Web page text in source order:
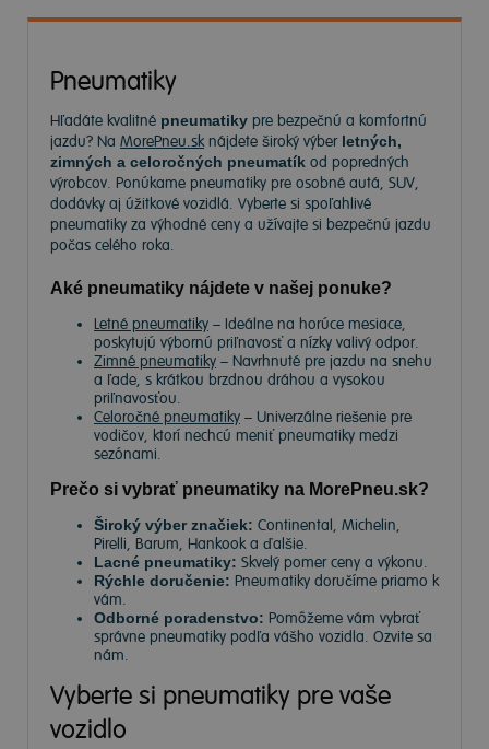
Pneumatiky
Hľadáte kvalitné pneumatiky pre bezpečnú a komfortnú
jazdu? Na MorePneu.sknájdete široký výber letných,
zimných a celoročných pneumatík od popredných
výrobcov. Ponúkame pneumatiky pre osobné autá, SUV,
dodávky aj úžitkové vozidlá. Vyberte si spoľahlivé
pneumatiky za výhodné ceny a užívajte si bezpečnú jazdu
počas celého roka.
Aké pneumatiky nájdete v našej ponuke?
Letné pneumatiky – Ideálne na horúce mesiace,
poskytujú výbornú priľnavosť a nízky valivý odpor.
Zimné pneumatiky – Navrhnuté pre jazdu na snehu
a ľade, s krátkou brzdnou dráhou a vysokou
priľnavosťou.
Celoročné pneumatiky – Univerzálne riešenie pre
vodičov, ktorí nechcú meniť pneumatiky medzi
sezónami.
Prečo si vybrať pneumatiky na MorePneu.sk?
Široký výber značiek: Continental, Michelin,
Pirelli, Barum, Hankook a ďalšie.
Lacné pneumatiky: Skvelý pomer ceny a výkonu.
Rýchle doručenie: Pneumatiky doručíme priamo k
vám.
Odborné poradenstvo: Pomôžeme vám vybrať
správne pneumatiky podľa vášho vozidla. Ozvite sa
nám.
Vyberte si pneumatiky pre vaše
vozidlo